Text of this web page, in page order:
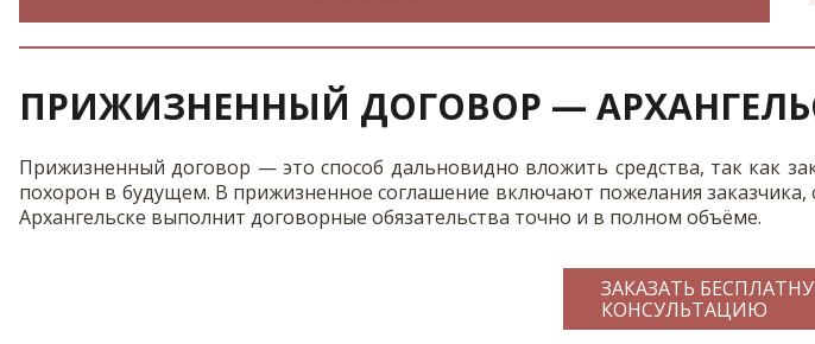
ПРИЖИЗНЕННЫЙ ДОГОВОР —
Прижизненный договор — это способ дальновидно вложить средства, так как
похорон в будущем. В прижизненное соглашение включают пожелания
Архангельске выполнит договорные обязательства точно и в полном объёме.
ЗАКАЗАТЬ
КОНСУЛЬТАЦИЮ